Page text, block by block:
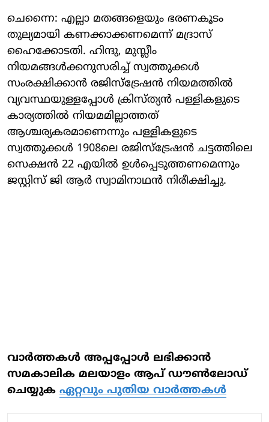
ചെന്നൈ: എല്ലാ മതങ്ങളെയും ഭരണകൂടം
തുല്യമായി കണക്കാക്കണമെന്ന് മദ്രാസ്
ഹൈക്കോടതി. ഹിന്ദു, മുസ്ലീം
നിയമങ്ങള്‍ക്കനുസരിച്ച് സ്വത്തുക്കള്‍
സംരക്ഷിക്കാന്‍ രജിസ്‌ട്രേഷന്‍ നിയമത്തില്‍
വ്യവസ്ഥയുള്ളപ്പോള്‍ ക്രിസ്ത്യന്‍ പള്ളികളുടെ
കാര്യത്തില്‍ നിയമമില്ലാത്തത്
ആശ്ചര്യകരമാണെന്നും പള്ളികളുടെ
സ്വത്തുക്കള്‍ 1908ലെ രജിസ്‌ട്രേഷന്‍ ചട്ടത്തിലെ
സെക്ഷന്‍ 22 എയില്‍ ഉള്‍പ്പെടുത്തണമെന്നും
ജസ്റ്റിസ് ജി ആര്‍ സ്വാമിനാഥന്‍ നിരീക്ഷിച്ചു.
വാര്‍ത്തകള്‍ അപ്പപ്പോള്‍ ലഭിക്കാന്‍
സമകാലിക മലയാളം ആപ് ഡൗണ്‍ലോഡ്
ചെയ്യുക ഏറ്റവും പുതിയ വാര്‍ത്തകള്‍